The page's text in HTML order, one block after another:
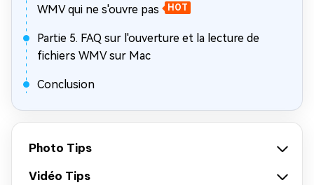
WMV qui ne s'ouvre pas
HOT
Partie 5. FAQ sur l'ouverture et la lecture de
fichiers WMV sur Mac
Conclusion
Photo Tips
Vidéo Tips